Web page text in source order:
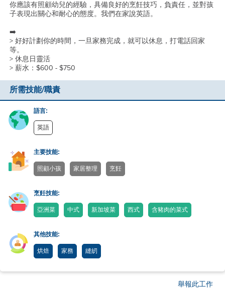
你應該有照顧幼兒的經驗，具備良好的烹飪技巧，負責任，並對孩
子表現出關心和耐心的態度。我們在家說英語。
➡️
> 好好計劃你的時間，一旦家務完成，就可以休息，打電話回家
等。
> 休息日靈活
> 薪水：$600 - $750
所需技能/職責
語言:
英語
主要技能:
照顧小孩 家居整理 烹飪
烹飪技能:
亞洲菜 中式 新加坡菜 西式 含豬肉的菜式
其他技能:
烘焙 家務 縫紉
舉報此工作